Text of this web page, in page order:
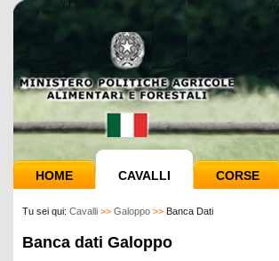
HOME CAVALLI CORSE
Tu sei qui: Cavalli >> Galoppo >> Banca Dati
Banca dati Galoppo